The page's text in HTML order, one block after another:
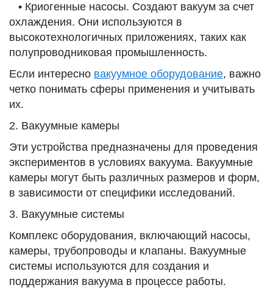
• Криогенные насосы. Создают вакуум за счет
охлаждения. Они используются в
высокотехнологичных приложениях, таких как
полупроводниковая промышленность.
Если интересно вакуумное оборудование, важно
четко понимать сферы применения и учитывать
их.
2. Вакуумные камеры
Эти устройства предназначены для проведения
экспериментов в условиях вакуума. Вакуумные
камеры могут быть различных размеров и форм,
в зависимости от специфики исследований.
3. Вакуумные системы
Комплекс оборудования, включающий насосы,
камеры, трубопроводы и клапаны. Вакуумные
системы используются для создания и
поддержания вакуума в процессе работы.